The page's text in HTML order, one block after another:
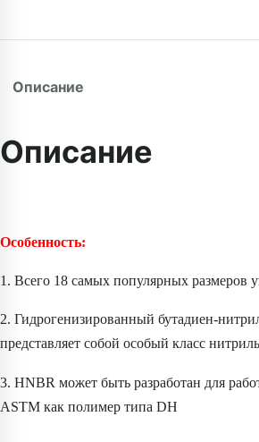
Описание
Описание
Особенность:
1. Всего 18 самых популярных размеров
2. Гидрогенизированный бутадиен-
представляет собой особый класс
3. HNBR может быть разработан для
ASTM как полимер типа DH